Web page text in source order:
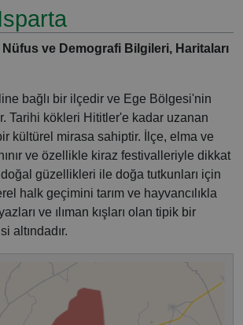
ve Demografi Bilgileri, Haritaları
bağlı bir ilçedir ve Ege Bölgesi'nin
Tarihi kökleri Hititler'e kadar uzanan
kültürel mirasa sahiptir. İlçe, elma ve
ve özellikle kiraz festivalleriyle dikkat
güzellikleri ile doğa tutkunları için
halk geçimini tarım ve hayvancılıkla
ve ılıman kışları olan tipik bir
altındadır.